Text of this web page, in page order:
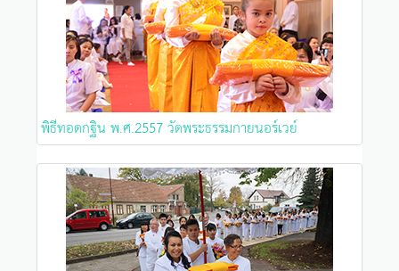
พิธีทอดกฐิน พ.ศ.2557 วัดพระธรรมกายนอร์เวย์